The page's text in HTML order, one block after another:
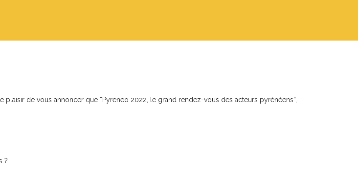
plaisir de vous annoncer que “Pyreneo 2022, le grand rendez-vous des acteurs pyrénéens”,
?